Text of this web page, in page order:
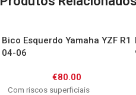
Bico Esquerdo Yamaha YZF R1
04-06
€80.00
Com riscos superficiais